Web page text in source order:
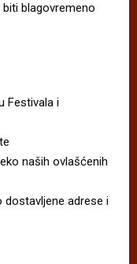
blagovremeno
Festivala i
naših ovlašćenih
adrese i